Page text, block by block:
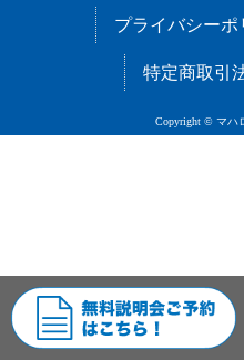
プライバシーポ
特定商取引
Copyright © マハ